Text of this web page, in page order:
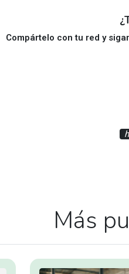
Compártelo con tu red y
Más